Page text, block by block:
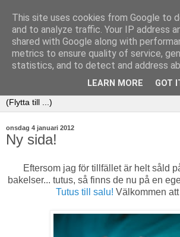
onsdag 4 januari 2012
Ny sida!
Eftersom jag för tillfället är helt såld
bakelser... tutus, så finns de nu på en
Tutus till salu! Välkommen
This site uses cookies from Google to
and to analyze traffic. Your IP address
shared with Google along with
metrics to ensure quality of service,
statistics, and to detect and address
LEARN MORE GOT